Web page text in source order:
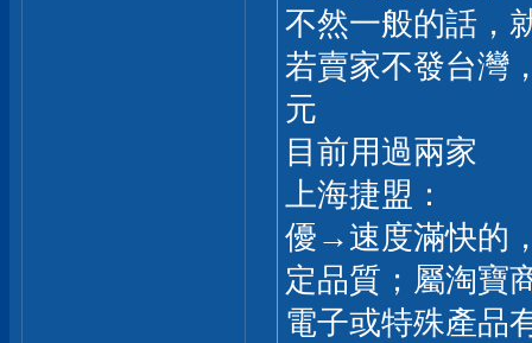
不然一般的話，
若賣家不發台灣
元
目前用過兩家
上海捷盟：
優→速度滿快的
定品質；屬淘寶
電子或特殊產品